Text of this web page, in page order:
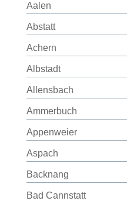
Aalen
Abstatt
Achern
Albstadt
Allensbach
Ammerbuch
Appenweier
Aspach
Backnang
Bad Cannstatt